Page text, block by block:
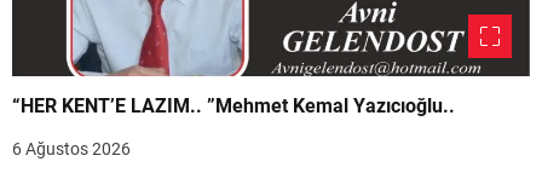
“HER KENT’E LAZIM.. ”Mehmet Kemal Yazıcıoğlu..
6 Ağustos 2026